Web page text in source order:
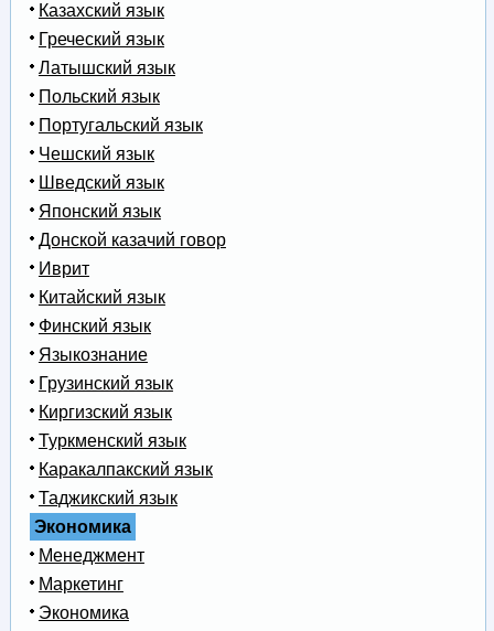
Казахский язык
Греческий язык
Латышский язык
Польский язык
Португальский язык
Чешский язык
Шведский язык
Японский язык
Донской казачий говор
Иврит
Китайский язык
Финский язык
Языкознание
Грузинский язык
Киргизский язык
Туркменский язык
Каракалпакский язык
Таджикский язык
Экономика
Менеджмент
Маркетинг
Экономика